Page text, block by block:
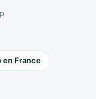
en France